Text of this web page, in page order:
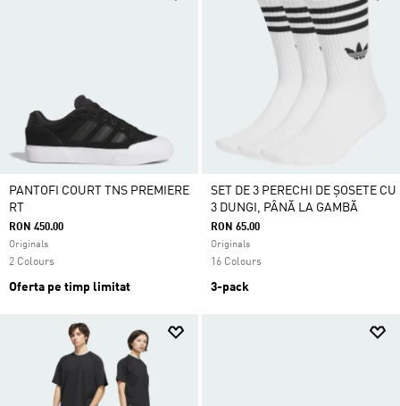
PANTOFI COURT TNS PREMIERE
RT
RON 450.00
Originals
2 Colours
Oferta pe timp limitat
SET DE 3 PERECHI DE ȘOSETE CU
3 DUNGI, PÂNĂ LA GAMBĂ
RON 65.00
Originals
16 Colours
3-pack